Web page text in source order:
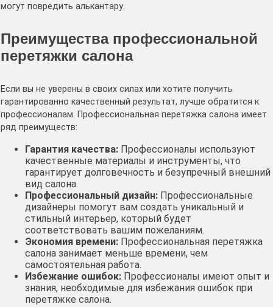
могут повредить алькантару․
Преимущества профессиональной
перетяжки салона
Если вы не уверены в своих силах или хотите получить
гарантированно качественный результат, лучше обратится к
профессионалам․ Профессиональная перетяжка салона имеет
ряд преимуществ:
Гарантия качества: Профессионалы используют
качественные материалы и инструменты, что
гарантирует долговечность и безупречный внешний
вид салона․
Профессиональный дизайн: Профессиональные
дизайнеры помогут вам создать уникальный и
стильный интерьер, который будет
соответствовать вашим пожеланиям․
Экономия времени: Профессиональная перетяжка
салона занимает меньше времени, чем
самостоятельная работа․
Избежание ошибок: Профессионалы имеют опыт и
знания, необходимые для избежания ошибок при
перетяжке салона․